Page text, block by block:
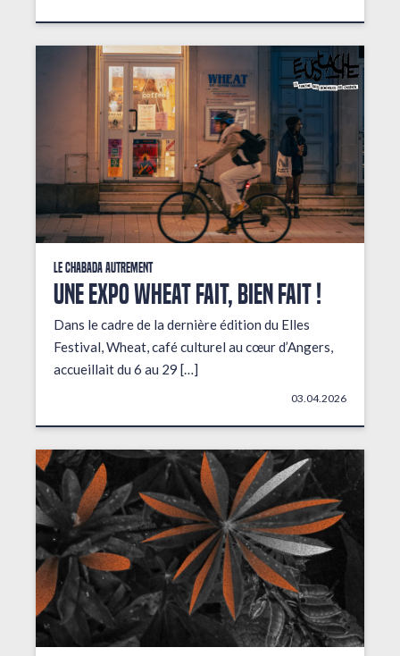
Le Chabada autrement
Une expo wheat fait, bien fait !
Dans le cadre de la dernière édition du Elles
Festival, Wheat, café culturel au cœur d’Angers,
accueillait du 6 au 29 […]
03.04.2026